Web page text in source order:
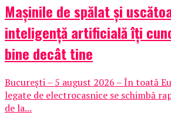
Mașinile de spălat și
inteligență artificială îți
bine decât tine
București – 5 august 2026 – În toată
legate de electrocasnice se schimbă
de la...